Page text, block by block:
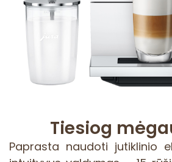
Tiesiog
Paprasta naudoti jutiklinio